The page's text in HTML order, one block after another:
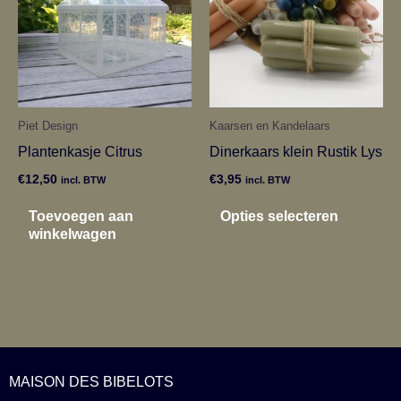
Piet Design
Plantenkasje Citrus
€12,50 incl. BTW
Toevoegen aan
winkelwagen
Kaarsen en Kandelaars
Dinerkaars klein Rustik Lys
€3,95 incl. BTW
Opties selecteren
Deze
MAISON DES BIBELOTS